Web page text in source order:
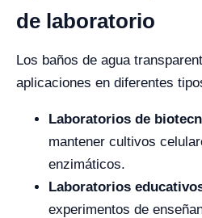
de laboratorio
Los baños de agua
aplicaciones en diferentes
Laboratorios de
mantener cultivos
enzimáticos.
Laboratorios
experimentos de